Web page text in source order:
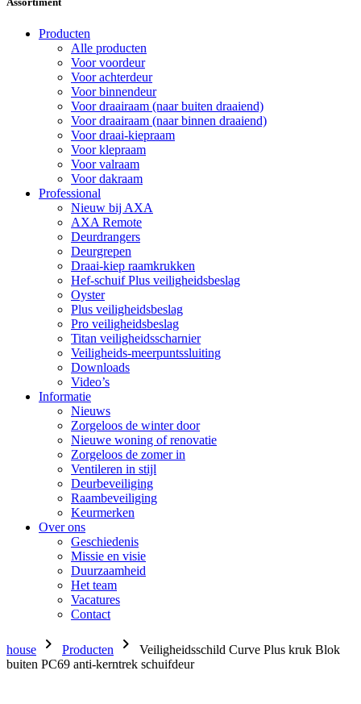
Producten
Alle producten
Voor voordeur
Voor achterdeur
Voor binnendeur
Voor draairaam (naar buiten draaiend)
Voor draairaam (naar binnen draaiend)
Voor draai-kiepraam
Voor klepraam
Voor valraam
Voor dakraam
Professional
Nieuw bij AXA
AXA Remote
Deurdrangers
Deurgrepen
Draai-kiep raamkrukken
Hef-schuif Plus veiligheidsbeslag
Oyster
Plus veiligheidsbeslag
Pro veiligheidsbeslag
Titan veiligheidsscharnier
Veiligheids-meerpuntssluiting
Downloads
Video’s
Informatie
Nieuws
Zorgeloos de winter door
Nieuwe woning of renovatie
Zorgeloos de zomer in
Ventileren in stijl
Deurbeveiliging
Raambeveiliging
Keurmerken
Over ons
Geschiedenis
Missie en visie
Duurzaamheid
Het team
Vacatures
Contact
house chevron_right Producten chevron_right
Veiligheidsschild Curve Plus kruk Blok
buiten PC69 anti-kerntrek schuifdeur